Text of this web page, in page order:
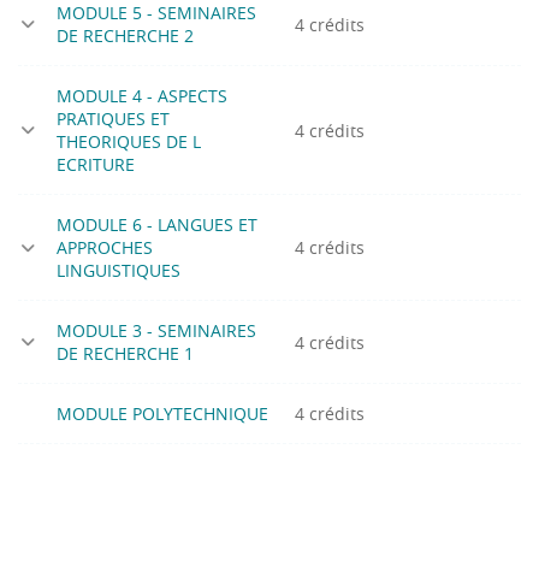
MODULE 5 - SEMINAIRES
DE RECHERCHE 2
4 crédits
MODULE 4 - ASPECTS
PRATIQUES ET
THEORIQUES DE L
ECRITURE
4 crédits
MODULE 6 - LANGUES ET
APPROCHES
LINGUISTIQUES
4 crédits
MODULE 3 - SEMINAIRES
DE RECHERCHE 1
4 crédits
MODULE POLYTECHNIQUE 4 crédits